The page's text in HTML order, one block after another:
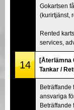
Gokartsen
(kurirtjänst,
Rented
services,
14
[Återlämna
Tankar /
Beträffande
ansvariga
Beträffande